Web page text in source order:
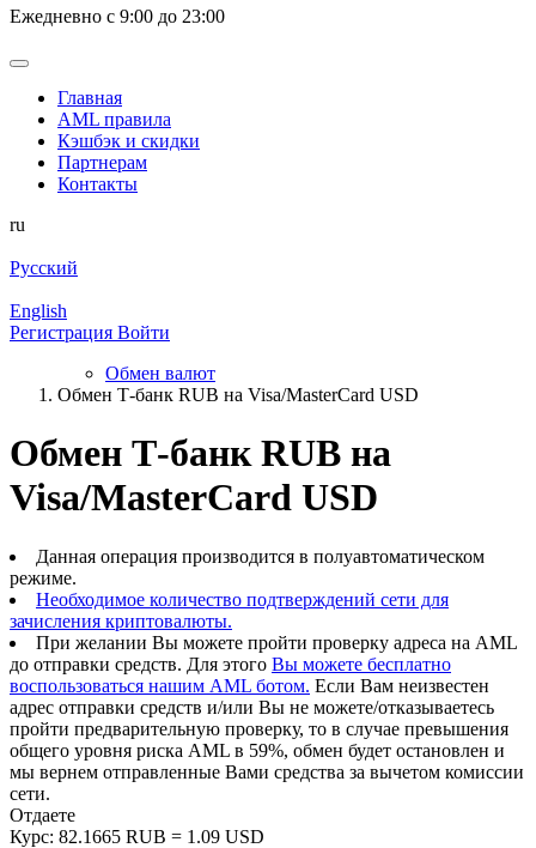
Ежедневно с 9:00 до 23:00
Главная
AML правила
Кэшбэк и cкидки
Партнерам
Контакты
ru
Русский
English
Регистрация Войти
Обмен валют
Обмен Т-банк RUB на Visa/MasterCard USD
Обмен Т-банк RUB на
Visa/MasterCard USD
Данная операция производится в полуавтоматическом
режиме.
Необходимое количество подтверждений сети для
зачисления криптовалюты.
При желании Вы можете пройти проверку адреса на AML
до отправки средств. Для этого Вы можете бесплатно
воспользоваться нашим AML ботом. Если Вам неизвестен
адрес отправки средств и/или Вы не можете/отказываетесь
пройти предварительную проверку, то в случае превышения
общего уровня риска AML в 59%, обмен будет остановлен и
мы вернем отправленные Вами средства за вычетом комиссии
сети.
Отдаете
Курс: 82.1665 RUB = 1.09 USD